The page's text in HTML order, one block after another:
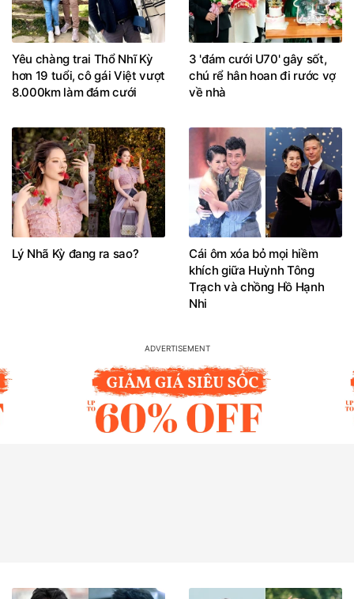
Yêu chàng trai Thổ Nhĩ Kỳ
hơn 19 tuổi, cô gái Việt vượt
8.000km làm đám cưới
3 'đám cưới U70' gây sốt,
chú rể hân hoan đi rước vợ
về nhà
Lý Nhã Kỳ đang ra sao?
Cái ôm xóa bỏ mọi hiềm
khích giữa Huỳnh Tông
Trạch và chồng Hồ Hạnh
Nhi